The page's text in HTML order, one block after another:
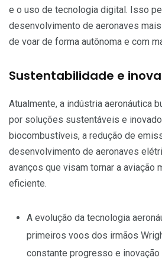
e o uso de tecnologia digital. Isso
desenvolvimento de aeronaves
de voar de forma autônoma e com
Sustentabilidade e
Atualmente, a indústria aeronáutica
por soluções sustentáveis e
biocombustíveis, a redução de
desenvolvimento de aeronaves
avanços que visam tornar a aviação
eficiente.
A evolução da tecnologia
primeiros voos dos irmãos
constante progresso e inovação